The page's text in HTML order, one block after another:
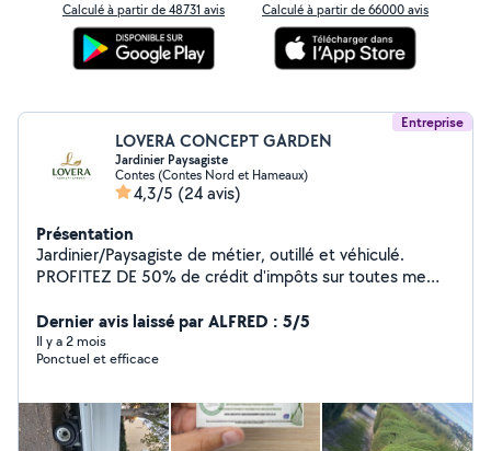
Calculé à partir de 48731 avis Calculé à partir de 66000 avis
Entreprise
LOVERA CONCEPT GARDEN
Jardinier Paysagiste
Contes (Contes Nord et Hameaux)
4,3/5 (24 avis)
Présentation
Jardinier/Paysagiste de métier, outillé et véhiculé.
PROFITEZ DE 50% de crédit d'impôts sur toutes me
vos jardins. Tonte, taille, élagage, debroussaillage,
désherbage ... Entretien complet et Création clés en
mains.. Http://www.lovera-jardins-piscines . Com Je
88 50 73 46 Cdt, Lovera
Dernier avis laissé par ALFRED : 5/5
Il y a 2 mois
Ponctuel et efficace